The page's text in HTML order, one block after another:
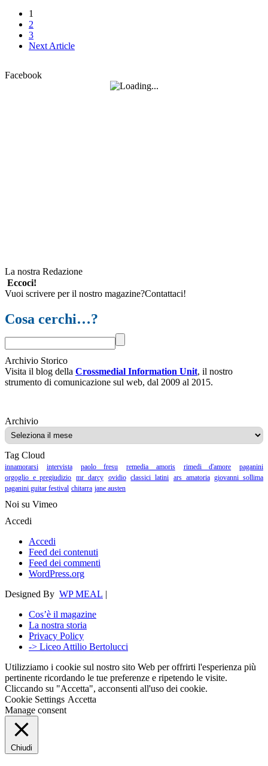
1
2
3
Next Article
Facebook
La nostra Redazione
Eccoci!
Vuoi scrivere per il nostro magazine?Contattaci!
Cosa cerchi…?
Archivio Storico
Visita il blog della Crossmedial Information Unit, il nostro
strumento di comunicazione sul web, dal 2009 al 2015.
ArchivioArchivio
Tag Cloud
innamorarsi intervista paolo fresu remedia amoris rimedi d'amore
paganini
orgoglio e pregiudizio mr darcy ovidio classici latini ars amatoria giovanni sollima
paganini guitar festival chitarra jane austen
Noi su Vimeo
Accedi
Accedi
Feed dei contenuti
Feed dei commenti
WordPress.org
Designed By WP MEAL |
Cos’è il magazine
La nostra storia
Privacy Policy
-> Liceo Attilio Bertolucci
Utilizziamo i cookie sul nostro sito Web per offrirti l'esperienza più
pertinente ricordando le tue preferenze e ripetendo le visite.
Cliccando su "Accetta", acconsenti all'uso dei cookie.
Cookie Settings Accetta
Manage consent
Chiudi